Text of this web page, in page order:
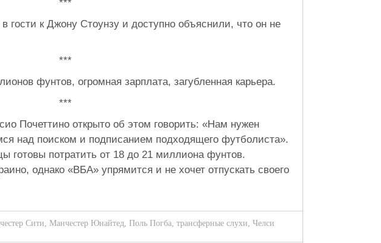
***
гости к Джону Стоунзу и доступно объяснили, что он не
***
фунтов, огромная зарплата, загубленная карьера.
***
Почеттино открыто об этом говорить: «Нам нужен
над поиском и подписанием подходящего футболиста».
готовы потратить от 18 до 21 миллиона фунтов.
однако «ВБА» упрямится и не хочет отпускать своего
Сити, Манчестер Юнайтед, Поль Погба, трансферные слухи, Челси